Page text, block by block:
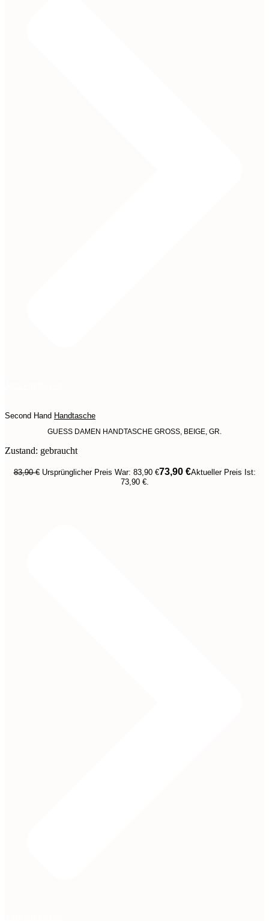
Second Hand Handtasche
GUESS DAMEN HANDTASCHE GROSS, BEIGE, GR.
Zustand: gebraucht
83,90€ Ursprünglicher Preis War: 83,90 €73,90 €Aktueller Preis Ist:
73,90 €.